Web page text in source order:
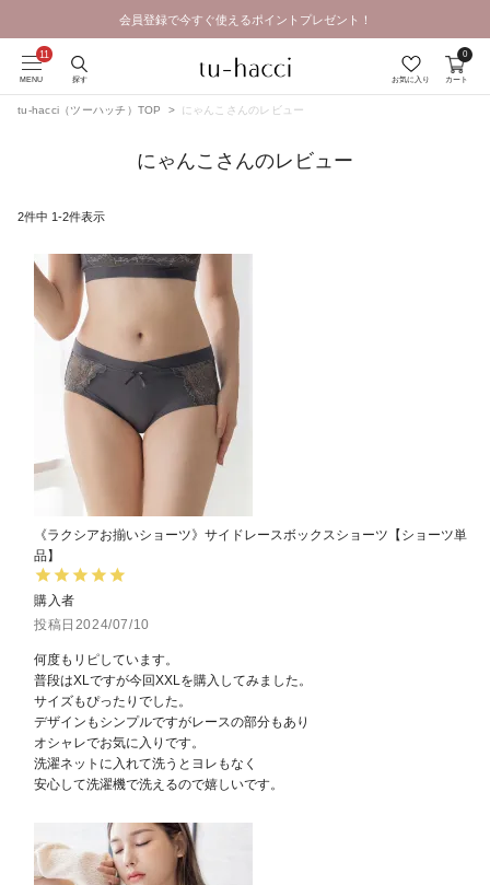
会員登録で今すぐ使えるポイントプレゼント！
GRAND OPEN SALE | 2026.8.7 19:00 - 8.16 23:59
MENU 探す お気に入り カート
0
tu-hacci（ツーハッチ）TOP にゃんこさんのレビュー
にゃんこさんのレビュー
2件中 1-2件表示
《ラクシアお揃いショーツ》サイドレースボックスショーツ【ショーツ単
品】
購入者
投稿日 2024/07/10
何度もリピしています。
普段はXLですが今回XXLを購入してみました。
サイズもぴったりでした。
デザインもシンプルですがレースの部分もあり
オシャレでお気に入りです。
洗濯ネットに入れて洗うとヨレもなく
安心して洗濯機で洗えるので嬉しいです。